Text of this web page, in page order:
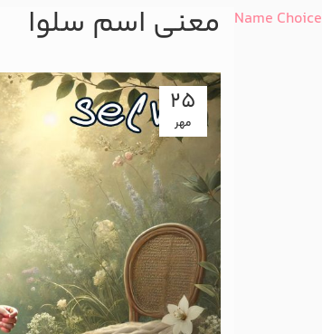
Name Choice معنی اسم سلوا
25
مهر